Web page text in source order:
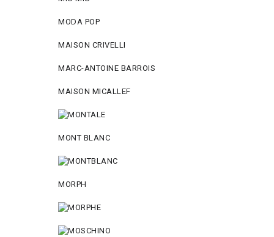
MODA POP
MAISON CRIVELLI
MARC-ANTOINE BARROIS
MAISON MICALLEF
MONT BLANC
MORPH